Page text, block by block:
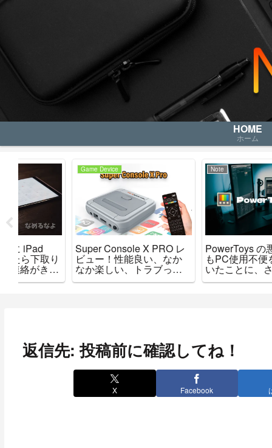
HOME
ホーム
PowerToys の悪さで、1年
もPC使用不便を強いられ
いたことに、さっき気が
ついた。
Game Device
TRIMUI Smart Pro 今更レ
ビュー？ ハードの仕上が
りはグッドです。
返信先: 投稿前に確認してね！
X Facebook